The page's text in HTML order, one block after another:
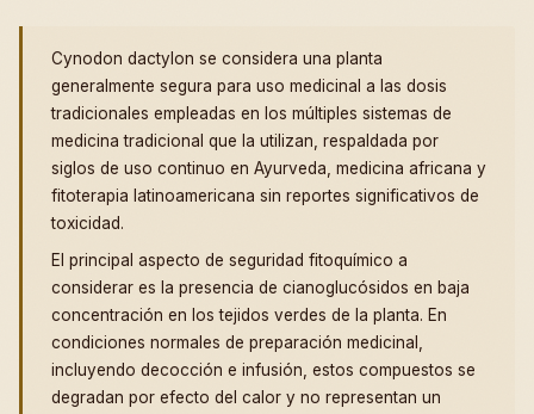
Cynodon dactylon se considera una planta
generalmente segura para uso medicinal a las dosis
tradicionales empleadas en los múltiples sistemas de
medicina tradicional que la utilizan, respaldada por
siglos de uso continuo en Ayurveda, medicina africana y
fitoterapia latinoamericana sin reportes significativos de
toxicidad.
El principal aspecto de seguridad fitoquímico a
considerar es la presencia de cianoglucósidos en baja
concentración en los tejidos verdes de la planta. En
condiciones normales de preparación medicinal,
incluyendo decocción e infusión, estos compuestos se
degradan por efecto del calor y no representan un